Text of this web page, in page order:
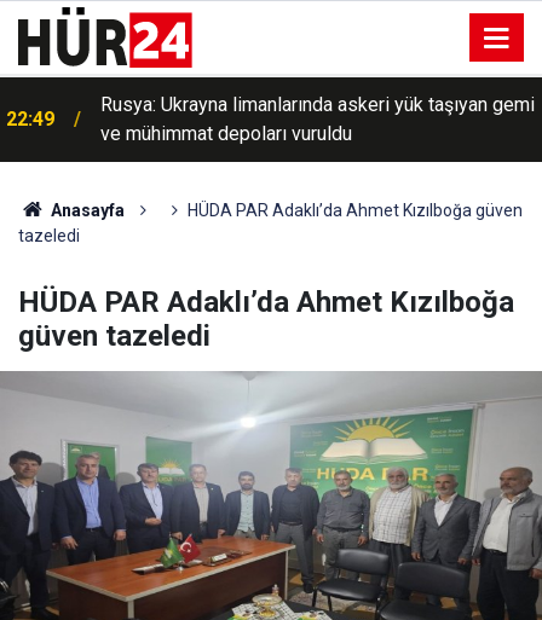
22:49
Rusya: Ukrayna limanlarında askeri yük taşıyan gemi
ve mühimmat depoları vuruldu
Anasayfa
HÜDA PAR Adaklı’da Ahmet Kızılboğa güven
tazeledi
HÜDA PAR Adaklı’da Ahmet Kızılboğa
güven tazeledi